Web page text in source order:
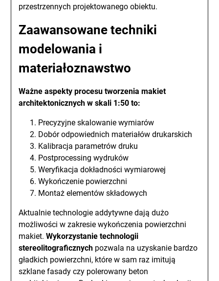
przestrzennych projektowanego obiektu.
Zaawansowane techniki
modelowania i
materiałoznawstwo
Ważne aspekty procesu tworzenia makiet
architektonicznych w skali 1:50 to:
Precyzyjne skalowanie wymiarów
Dobór odpowiednich materiałów drukarskich
Kalibracja parametrów druku
Postprocessing wydruków
Weryfikacja dokładności wymiarowej
Wykończenie powierzchni
Montaż elementów składowych
Aktualnie technologie addytywne dają dużo
możliwości w zakresie wykończenia powierzchni
makiet.Wykorzystanie technologii
stereolitograficznych pozwala na uzyskanie bardzo
gładkich powierzchni, które w sam raz imitują
szklane fasady czy polerowany beton